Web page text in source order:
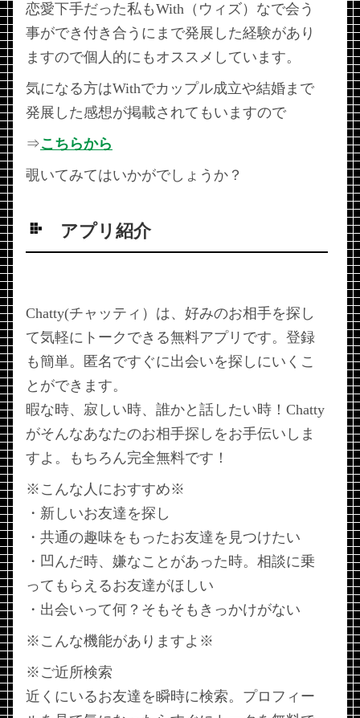
恋愛下手だった私もWith（ウィズ）なで会う
事ができ付き合うにまで発展した経験があり
ますので個人的にもオススメしています。
気になる方はWithでカップル成立や結婚まで
発展した感想が掲載されてもいますので
⇒こちらから
覗いてみてはいかがでしょうか？
アプリ紹介
Chatty(チャッティ）は、好みのお相手を探し
て気軽にトークできる無料アプリです。登録
も簡単。匿名ですぐに出会いを探しにいくこ
とができます。
暇な時、寂しい時、誰かと話したい時！Chatty
がそんなあなたのお相手探しをお手伝いしま
すよ。もちろん完全無料です！
※こんな人におすすめ※
・新しいお友達を探し
・共通の趣味をもったお友達を見つけたい
・凹んだ時、嫌なことがあった時。相談に乗
ってもらえるお友達がほしい
・出会いって何？そもそもきっかけがない
※こんな機能がありますよ※
※ご近所検索
近くにいるお友達を瞬時に検索。プロフィー